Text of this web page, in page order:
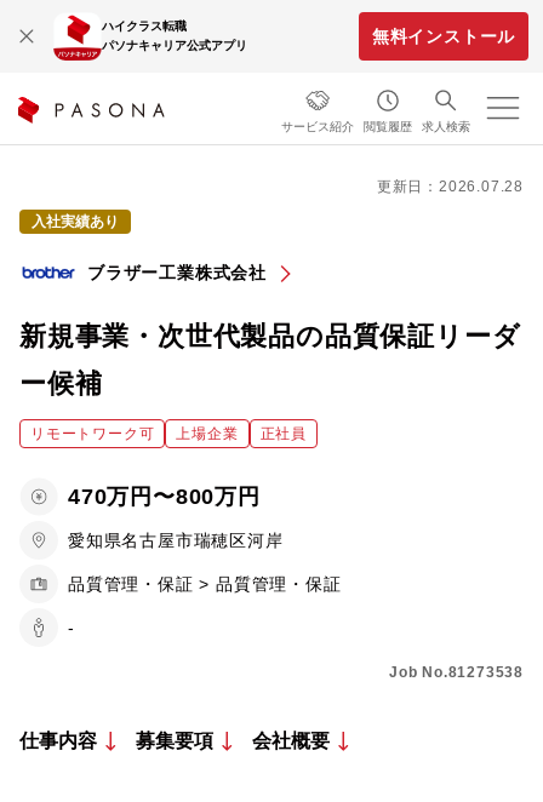
ハイクラス転職
パソナキャリア公式アプリ
無料インストール
サービス紹介 閲覧履歴 求人検索
更新日：2026.07.28
入社実績あり
ブラザー工業株式会社
新規事業・次世代製品の品質保証リーダ
ー候補
リモートワーク可 上場企業 正社員
470万円〜800万円
愛知県名古屋市瑞穂区河岸
品質管理・保証 > 品質管理・保証
-
Job No.81273538
仕事内容 募集要項 会社概要